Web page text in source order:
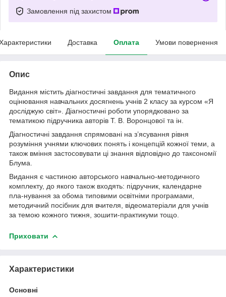
Замовлення під захистом
Доставка Оплата Умови повернення
Опис
Видання містить діагностичні завдання для тематичного
оцінювання навчальних досягнень учнів 2 класу за курсом «Я
досліджую світ». Діагностичні роботи упорядковано за
тематикою підручника авторів Т. В. Воронцової та ін.
Діагностичні завдання спрямовані на з’ясування рівня
розуміння учнями ключових понять і концепцій кожної теми, а
також вміння застосовувати ці знання відповідно до таксономії
Блума.
Видання є частиною авторського навчально-методичного
комплекту, до якого також входять: підручник, календарне
пла-нування за обома типовими освітніми програмами,
методичний посібник для вчителя, відеоматеріали для учнів
за темою кожного тижня, зошити-практикуми тощо.
Приховати
Характеристики
Основні